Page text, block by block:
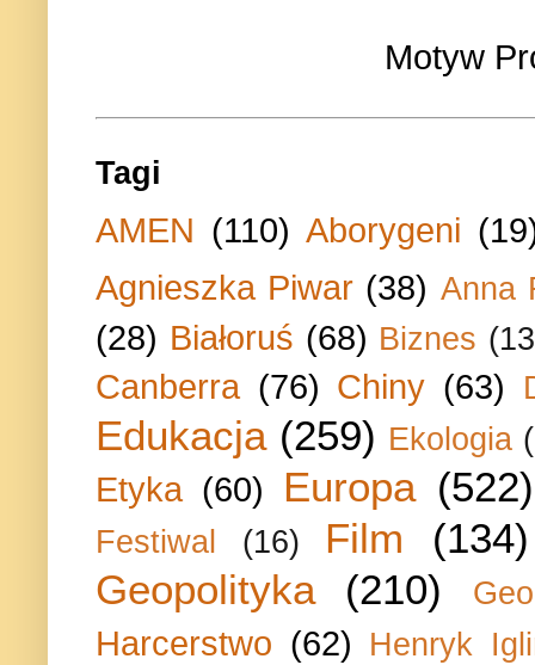
Motyw
Tagi
AMEN (110) Aborygeni
Agnieszka Piwar (38) Anna
(28) Białoruś (68) Biznes
Canberra (76) Chiny (63)
Edukacja (259) Ekologia
Etyka (60) Europa (522)
Festiwal (16) Film
(134)
Geopolityka
(210)
Harcerstwo (62) Henryk